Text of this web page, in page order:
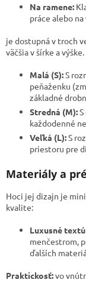
Na ramene:
práce alebo
​je dostupná v troch
väčšia v šírke a výške.
Malá (S):S
peňaženku
základné
Stredná (M):
každodenné
Veľká (L):S
priestoru pre
Materiály a
​Hoci jej dizajn je
kvalite:
Luxusné
menčestrom,
ďalších
Praktickosť:vo